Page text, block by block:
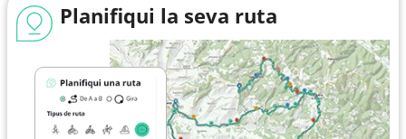
Planifiqui la seva ruta